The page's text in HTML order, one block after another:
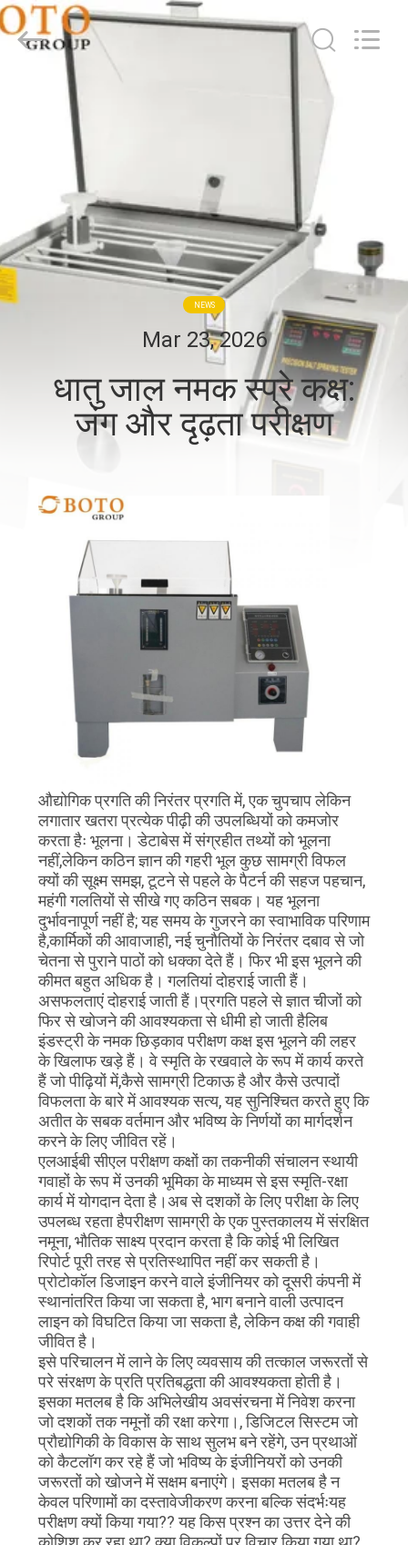
हमारे
बारे
में
संपर्क
साइटमैप
गोपनीयता
नीति
2026
BOTO
GROUP
LTD.
NEWS
Mar 23, 2026
धातु जाल नमक स्प्रे कक्ष:
जंग और दृढ़ता परीक्षण
औद्योगिक प्रगति की निरंतर प्रगति में, एक चुपचाप लेकिन
लगातार खतरा प्रत्येक पीढ़ी की उपलब्धियों को कमजोर
करता हैः भूलना। डेटाबेस में संग्रहीत तथ्यों को भूलना
नहीं,लेकिन कठिन ज्ञान की गहरी भूल कुछ सामग्री विफल
क्यों की सूक्ष्म समझ, टूटने से पहले के पैटर्न की सहज पहचान,
महंगी गलतियों से सीखे गए कठिन सबक। यह भूलना
दुर्भावनापूर्ण नहीं है; यह समय के गुजरने का स्वाभाविक परिणाम
है,कार्मिकों की आवाजाही, नई चुनौतियों के निरंतर दबाव से जो
चेतना से पुराने पाठों को धक्का देते हैं। फिर भी इस भूलने की
कीमत बहुत अधिक है। गलतियां दोहराई जाती हैं।
असफलताएं दोहराई जाती हैं।प्रगति पहले से ज्ञात चीजों को
फिर से खोजने की आवश्यकता से धीमी हो जाती हैलिब
इंडस्ट्री के नमक छिड़काव परीक्षण कक्ष इस भूलने की लहर
के खिलाफ खड़े हैं। वे स्मृति के रखवाले के रूप में कार्य करते
हैं जो पीढ़ियों में,कैसे सामग्री टिकाऊ है और कैसे उत्पादों
विफलता के बारे में आवश्यक सत्य, यह सुनिश्चित करते हुए कि
अतीत के सबक वर्तमान और भविष्य के निर्णयों का मार्गदर्शन
करने के लिए जीवित रहें।
एलआईबी सीएल परीक्षण कक्षों का तकनीकी संचालन स्थायी
गवाहों के रूप में उनकी भूमिका के माध्यम से इस स्मृति-रक्षा
कार्य में योगदान देता है।अब से दशकों के लिए परीक्षा के लिए
उपलब्ध रहता हैपरीक्षण सामग्री के एक पुस्तकालय में संरक्षित
नमूना, भौतिक साक्ष्य प्रदान करता है कि कोई भी लिखित
रिपोर्ट पूरी तरह से प्रतिस्थापित नहीं कर सकती है।
प्रोटोकॉल डिजाइन करने वाले इंजीनियर को दूसरी कंपनी में
स्थानांतरित किया जा सकता है, भाग बनाने वाली उत्पादन
लाइन को विघटित किया जा सकता है, लेकिन कक्ष की गवाही
जीवित है।
इसे परिचालन में लाने के लिए व्यवसाय की तत्काल जरूरतों से
परे संरक्षण के प्रति प्रतिबद्धता की आवश्यकता होती है।
इसका मतलब है कि अभिलेखीय अवसंरचना में निवेश करना
जो दशकों तक नमूनों की रक्षा करेगा।, डिजिटल सिस्टम जो
प्रौद्योगिकी के विकास के साथ सुलभ बने रहेंगे, उन प्रथाओं
को कैटलॉग कर रहे हैं जो भविष्य के इंजीनियरों को उनकी
जरूरतों को खोजने में सक्षम बनाएंगे। इसका मतलब है न
केवल परिणामों का दस्तावेजीकरण करना बल्कि संदर्भःयह
परीक्षण क्यों किया गया?? यह किस प्रश्न का उत्तर देने की